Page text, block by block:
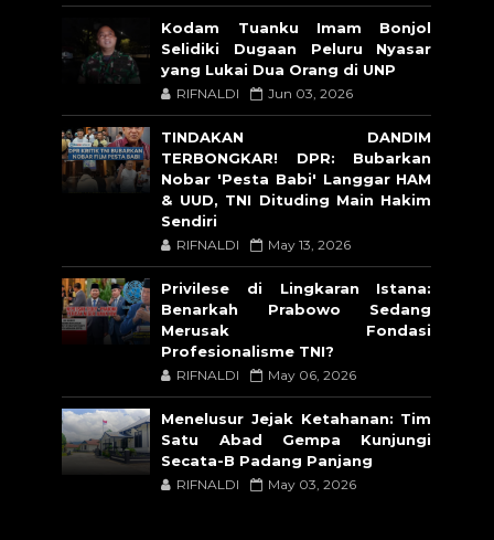
Kodam Tuanku Imam Bonjol
Selidiki Dugaan Peluru Nyasar
yang Lukai Dua Orang di UNP
RIFNALDI Jun 03, 2026
TINDAKAN DANDIM
TERBONGKAR! DPR: Bubarkan
Nobar 'Pesta Babi' Langgar HAM
& UUD, TNI Dituding Main Hakim
Sendiri
RIFNALDI May 13, 2026
Privilese di Lingkaran Istana:
Benarkah Prabowo Sedang
Merusak Fondasi
Profesionalisme TNI?
RIFNALDI May 06, 2026
Menelusur Jejak Ketahanan: Tim
Satu Abad Gempa Kunjungi
Secata-B Padang Panjang
RIFNALDI May 03, 2026